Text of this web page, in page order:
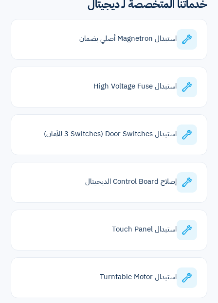
خدماتنا المتخصصة لـ ديجيتال
استبدال Magnetron أصلي بضمان
استبدال High Voltage Fuse
استبدال Door Switches (3 Switches للأمان)
إصلاح Control Board الديجيتال
استبدال Touch Panel
استبدال Turntable Motor